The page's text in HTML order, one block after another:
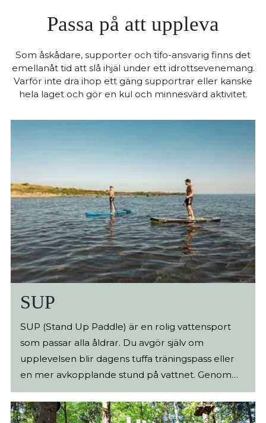
Passa på att uppleva
Som åskådare, supporter och tifo-ansvarig finns det
emellanåt tid att slå ihjäl under ett idrottsevenemang.
Varför inte dra ihop ett gäng supportrar eller kanske
hela laget och gör en kul och minnesvärd aktivitet.
SUP
SUP (Stand Up Paddle) är en rolig vattensport
som passar alla åldrar. Du avgör själv om
upplevelsen blir dagens tuffa träningspass eller
en mer avkopplande stund på vattnet. Genom
SUP tränas koordination, rörlighet och balans och
du får samtidigt en härlig naturupplevelse. Havet